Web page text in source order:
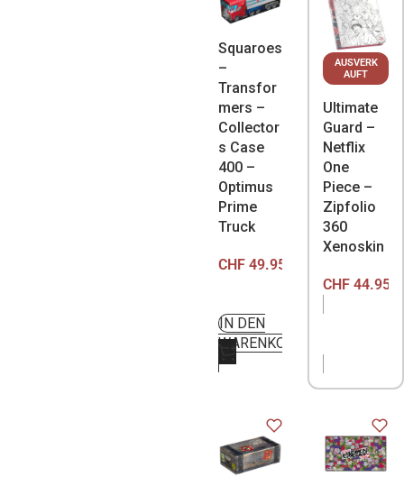
Squaroes
–
Transfor
mers –
Collector
s Case
400 –
Optimus
Prime
Truck
CHF 49.95
IN DEN
WARENKORB
AUSVERK
AUFT
Ultimate
Guard –
Netflix
One
Piece –
Zipfolio
360
Xenoskin
CHF 44.95